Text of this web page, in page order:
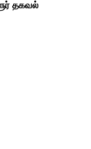
தகவல்